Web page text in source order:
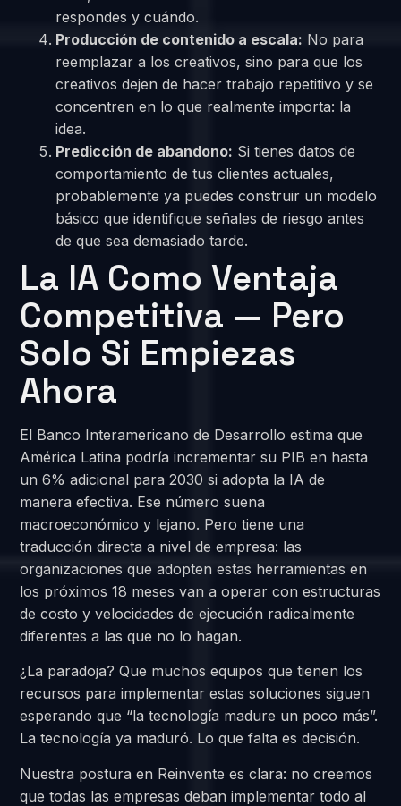
respondes y cuándo.
Producción de contenido a escala: No para
reemplazar a los creativos, sino para que los
creativos dejen de hacer trabajo repetitivo y se
concentren en lo que realmente importa: la
idea.
Predicción de abandono: Si tienes datos de
comportamiento de tus clientes actuales,
probablemente ya puedes construir un modelo
básico que identifique señales de riesgo antes
de que sea demasiado tarde.
La IA Como Ventaja
Competitiva — Pero
Solo Si Empiezas
Ahora
El Banco Interamericano de Desarrollo estima que
América Latina podría incrementar su PIB en hasta
un 6% adicional para 2030 si adopta la IA de
manera efectiva. Ese número suena
macroeconómico y lejano. Pero tiene una
traducción directa a nivel de empresa: las
organizaciones que adopten estas herramientas en
los próximos 18 meses van a operar con estructuras
de costo y velocidades de ejecución radicalmente
diferentes a las que no lo hagan.
¿La paradoja? Que muchos equipos que tienen los
recursos para implementar estas soluciones siguen
esperando que “la tecnología madure un poco más”.
La tecnología ya maduró. Lo que falta es decisión.
Nuestra postura en Reinvente es clara: no creemos
que todas las empresas deban implementar todo al